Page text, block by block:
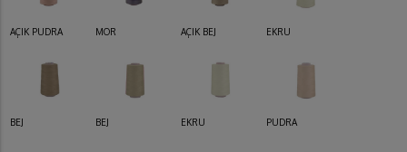
AÇIK PUDRA MOR AÇIK BEJ EKRU
BEJ BEJ EKRU PUDRA